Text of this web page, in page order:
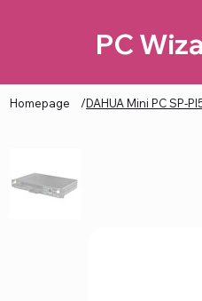
PC
Homepage /DAHUA Mini PC SP-